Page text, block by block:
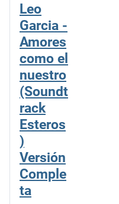
Leo
Garcia -
Amores
como el
nuestro
(Soundt
rack
Esteros
)
Versión
Comple
ta